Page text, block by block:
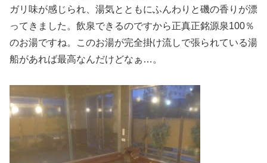
ガリ味が感じられ、湯気とともにふんわりと磯の香りが漂
ってきました。飲泉できるのですから正真正銘源泉100％
のお湯ですね。このお湯が完全掛け流しで張られている湯
船があれば最高なんだけどなぁ…。